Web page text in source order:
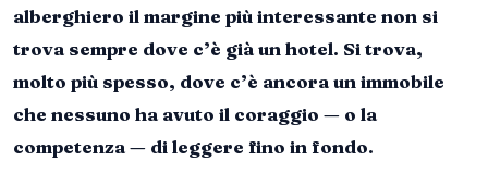
alberghiero il margine più interessante non si
trova sempre dove c’è già un hotel. Si trova,
molto più spesso, dove c’è ancora un immobile
che nessuno ha avuto il coraggio — o la
competenza — di leggere fino in fondo.